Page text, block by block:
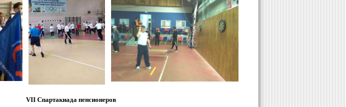
VII Спартакиада пенсионеров